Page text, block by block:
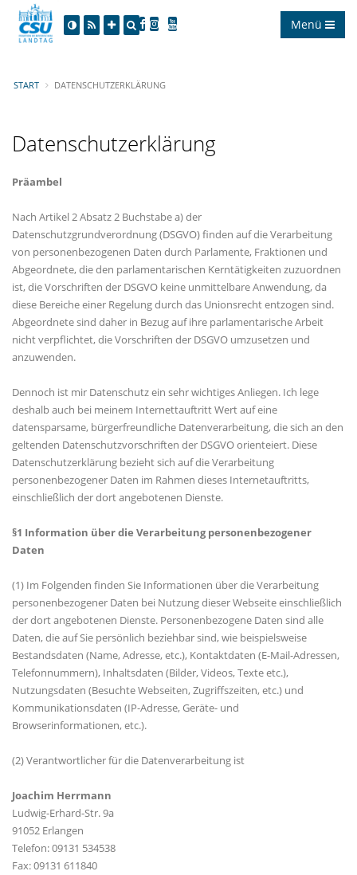
Menü
START DATENSCHUTZERKLÄRUNG
Datenschutzerklärung
Präambel
Nach Artikel 2 Absatz 2 Buchstabe a) der
Datenschutzgrundverordnung (DSGVO) finden auf die Verarbeitung
von personenbezogenen Daten durch Parlamente, Fraktionen und
Abgeordnete, die den parlamentarischen Kerntätigkeiten zuzuordnen
ist, die Vorschriften der DSGVO keine unmittelbare Anwendung, da
diese Bereiche einer Regelung durch das Unionsrecht entzogen sind.
Abgeordnete sind daher in Bezug auf ihre parlamentarische Arbeit
nicht verpflichtet, die Vorschriften der DSGVO umzusetzen und
anzuwenden.
Dennoch ist mir Datenschutz ein sehr wichtiges Anliegen. Ich lege
deshalb auch bei meinem Internettauftritt Wert auf eine
datensparsame, bürgerfreundliche Datenverarbeitung, die sich an den
geltenden Datenschutzvorschriften der DSGVO orienteiert. Diese
Datenschutzerklärung bezieht sich auf die Verarbeitung
personenbezogener Daten im Rahmen dieses Internetauftritts,
einschließlich der dort angebotenen Dienste.
§1 Information über die Verarbeitung personenbezogener
Daten
(1) Im Folgenden finden Sie Informationen über die Verarbeitung
personenbezogener Daten bei Nutzung dieser Webseite einschließlich
der dort angebotenen Dienste. Personenbezogene Daten sind alle
Daten, die auf Sie persönlich beziehbar sind, wie beispielsweise
Bestandsdaten (Name, Adresse, etc.), Kontaktdaten (E-Mail-Adressen,
Telefonnummern), Inhaltsdaten (Bilder, Videos, Texte etc.),
Nutzungsdaten (Besuchte Webseiten, Zugriffszeiten, etc.) und
Kommunikationsdaten (IP-Adresse, Geräte- und
Browserinformationen, etc.).
(2) Verantwortlicher für die Datenverarbeitung ist
Joachim Herrmann
Ludwig-Erhard-Str. 9a
91052 Erlangen
Telefon: 09131 534538
Fax: 09131 611840